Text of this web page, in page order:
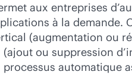
aux entreprises
à la demande.
(augmentation ou
ou suppression
automatique